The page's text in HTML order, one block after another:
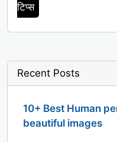
टिप्स
Recent Posts
10+ Best Human
beautiful images